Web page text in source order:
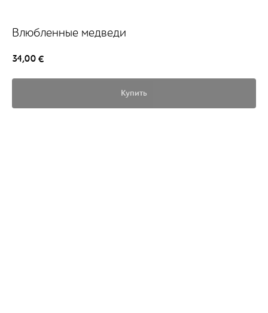
Влюбленные медведи
34,00 €
Купить